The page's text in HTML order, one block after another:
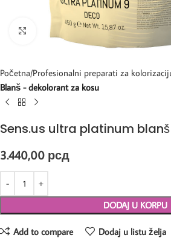
Kliknite za uvećanje
Početna Profesionalni preparati za
Blanš - dekolorant za kosu
Sens.us ultra platinum
3.440,00 рсд
DODAJ U KORPU
Add to compare Dodaj u listu želja